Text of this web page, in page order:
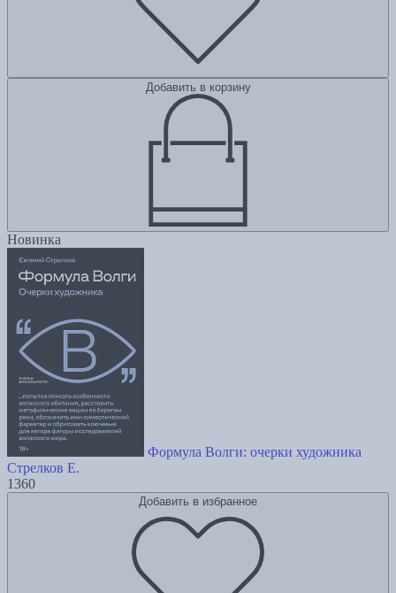
Добавить в корзину
Новинка
Формула Волги: очерки художника
Стрелков Е.
1360
Добавить в избранное